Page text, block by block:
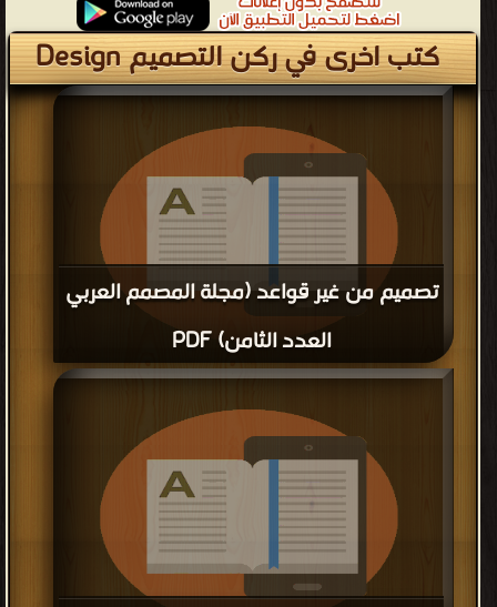
كتب اخرى في ركن التصميم Design
تصميم من غير قواعد (مجلة المصمم العربي
العدد الثامن) PDF
قراءة و تحميل كتاب تصميم من غير قواعد (مجلة المصمم العربي
العدد الثامن) PDF مجانا